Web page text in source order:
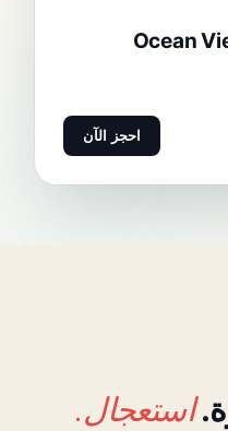
Ocean
احجز الآن
استعجال.